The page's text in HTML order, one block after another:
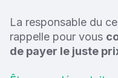
La responsable du
rappelle pour vous
de payer le juste